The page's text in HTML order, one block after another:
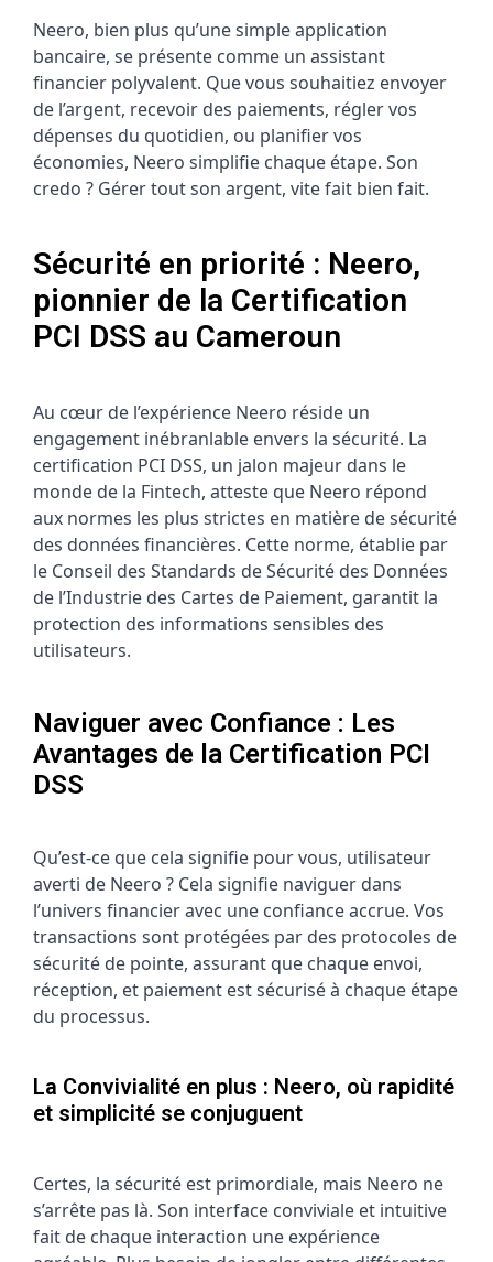
Neero, bien plus qu’une simple application
bancaire, se présente comme un assistant
financier polyvalent. Que vous souhaitiez envoyer
de l’argent, recevoir des paiements, régler vos
dépenses du quotidien, ou planifier vos
économies, Neero simplifie chaque étape. Son
credo ? Gérer tout son argent, vite fait bien fait.
Sécurité en priorité : Neero,
pionnier de la Certification
PCI DSS au Cameroun
Au cœur de l’expérience Neero réside un
engagement inébranlable envers la sécurité. La
certification PCI DSS, un jalon majeur dans le
monde de la Fintech, atteste que Neero répond
aux normes les plus strictes en matière de sécurité
des données financières. Cette norme, établie par
le Conseil des Standards de Sécurité des Données
de l’Industrie des Cartes de Paiement, garantit la
protection des informations sensibles des
utilisateurs.
Naviguer avec Confiance : Les
Avantages de la Certification PCI
DSS
Qu’est-ce que cela signifie pour vous, utilisateur
averti de Neero ? Cela signifie naviguer dans
l’univers financier avec une confiance accrue. Vos
transactions sont protégées par des protocoles de
sécurité de pointe, assurant que chaque envoi,
réception, et paiement est sécurisé à chaque étape
du processus.
La Convivialité en plus : Neero, où rapidité
et simplicité se conjuguent
Certes, la sécurité est primordiale, mais Neero ne
s’arrête pas là. Son interface conviviale et intuitive
fait de chaque interaction une expérience